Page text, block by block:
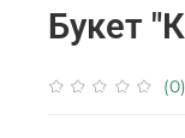
Букет
(0)